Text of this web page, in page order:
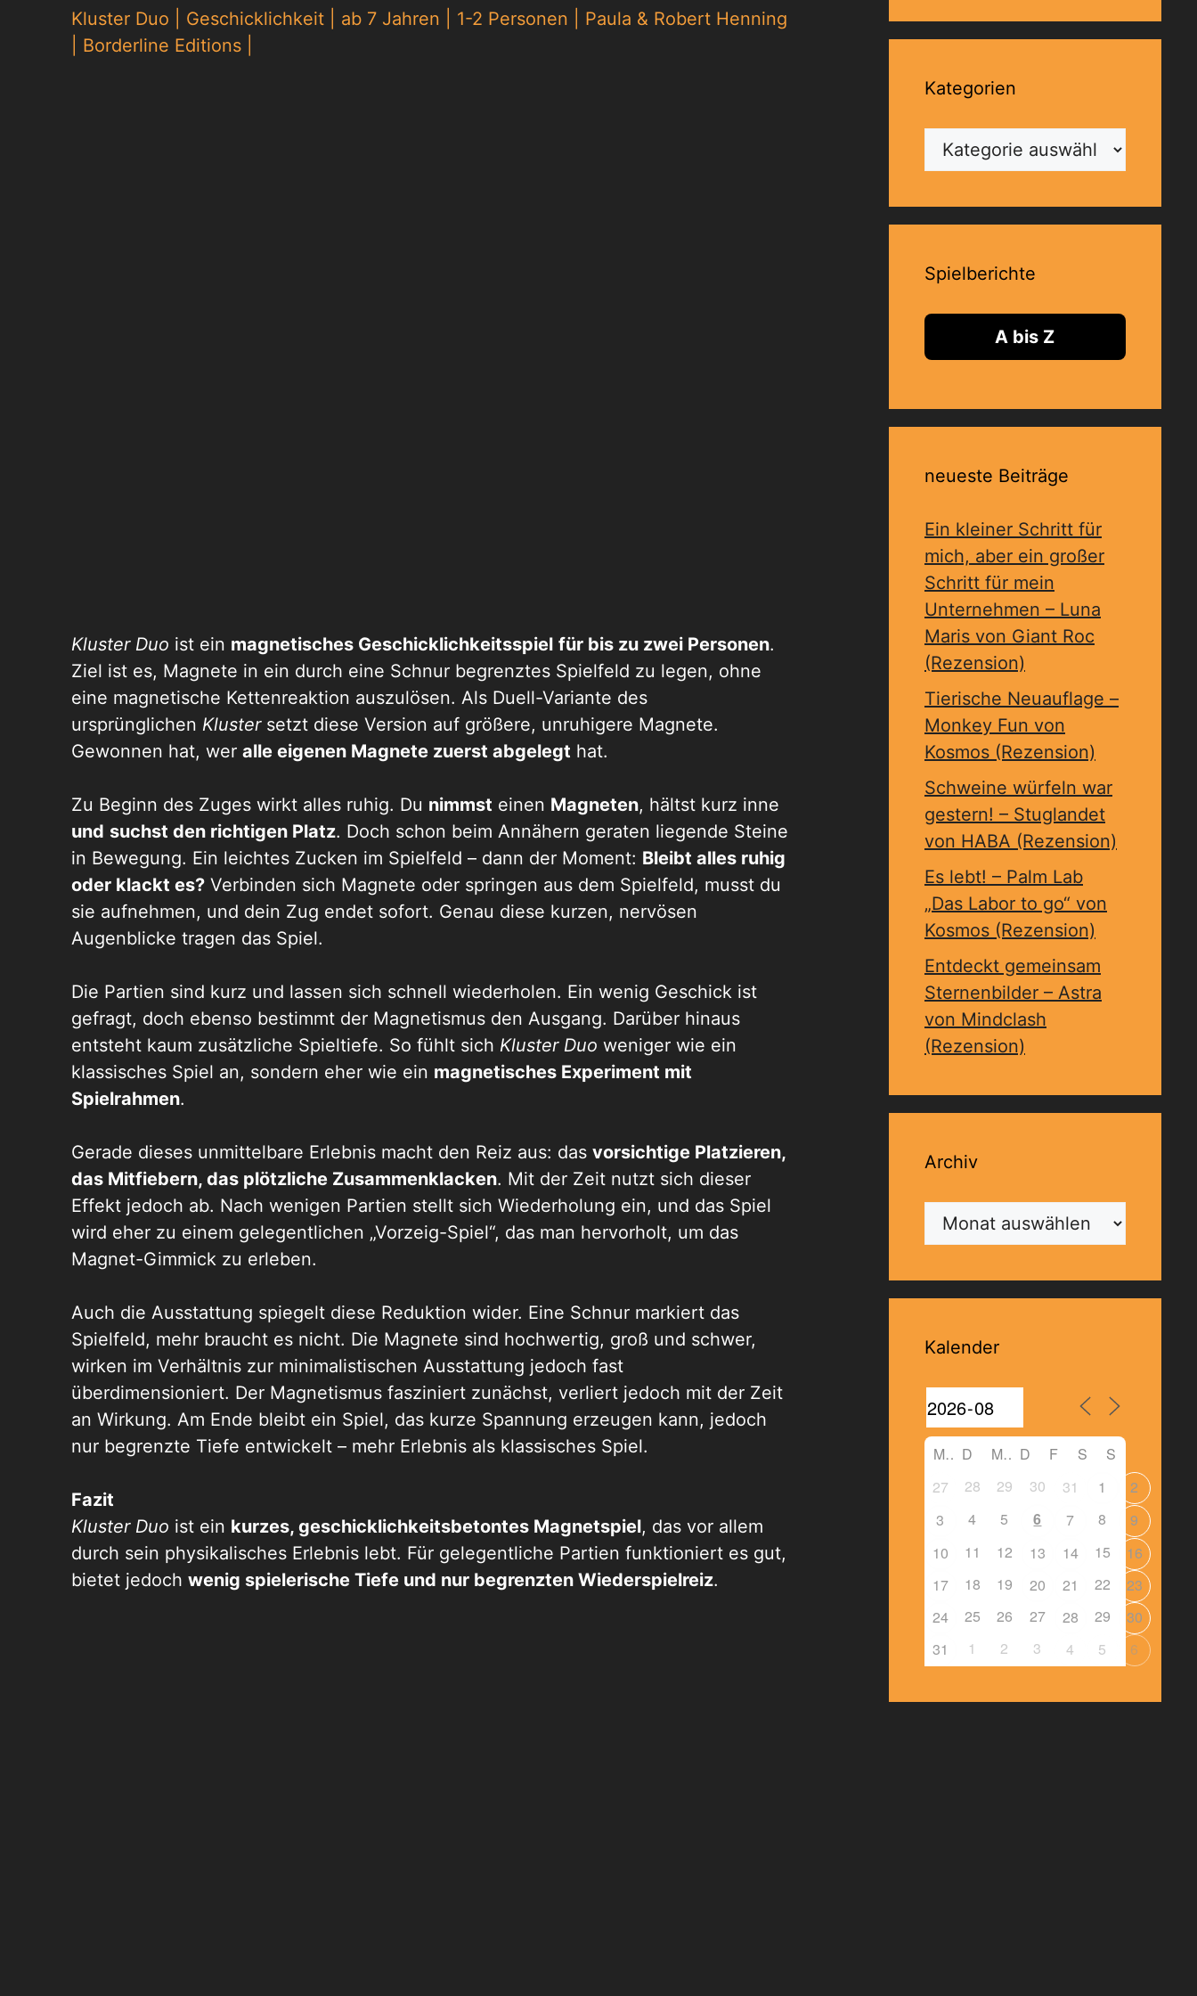
Kluster Duo Geschicklichkeit ab 7 Jahren 1-2 Personen
Paula & Robert Henning
Borderline Editions
Kluster Duo ist ein magnetisches Geschicklichkeitsspiel für bis zu zwei Personen.
Ziel ist es, Magnete in ein durch eine Schnur begrenztes Spielfeld zu legen, ohne
eine magnetische Kettenreaktion auszulösen. Als Duell-Variante des
ursprünglichen Klustersetzt diese Version auf größere, unruhigere Magnete.
Gewonnen hat, wer alle eigenen Magnete zuerst abgelegt hat.
Zu Beginn des Zuges wirkt alles ruhig. Du nimmst einen Magneten, hältst kurz inne
und suchst den richtigen Platz. Doch schon beim Annähern geraten liegende Steine
in Bewegung. Ein leichtes Zucken im Spielfeld – dann der Moment: Bleibt alles ruhig
oder klackt es? Verbinden sich Magnete oder springen aus dem Spielfeld, musst du
sie aufnehmen, und dein Zug endet sofort. Genau diese kurzen, nervösen
Augenblicke tragen das Spiel.
Die Partien sind kurz und lassen sich schnell wiederholen. Ein wenig Geschick ist
gefragt, doch ebenso bestimmt der Magnetismus den Ausgang. Darüber hinaus
entsteht kaum zusätzliche Spieltiefe. So fühlt sich Kluster Duo weniger wie ein
klassisches Spiel an, sondern eher wie ein magnetisches Experiment mit
Spielrahmen.
Gerade dieses unmittelbare Erlebnis macht den Reiz aus: das vorsichtige Platzieren,
das Mitfiebern, das plötzliche Zusammenklacken. Mit der Zeit nutzt sich dieser
Effekt jedoch ab. Nach wenigen Partien stellt sich Wiederholung ein, und das Spiel
wird eher zu einem gelegentlichen „Vorzeig-Spiel“, das man hervorholt, um das
Magnet-Gimmick zu erleben.
Auch die Ausstattung spiegelt diese Reduktion wider. Eine Schnur markiert das
Spielfeld, mehr braucht es nicht. Die Magnete sind hochwertig, groß und schwer,
wirken im Verhältnis zur minimalistischen Ausstattung jedoch fast
überdimensioniert. Der Magnetismus fasziniert zunächst, verliert jedoch mit der Zeit
an Wirkung. Am Ende bleibt ein Spiel, das kurze Spannung erzeugen kann, jedoch
nur begrenzte Tiefe entwickelt – mehr Erlebnis als klassisches Spiel.
Fazit
Kluster Duo ist ein kurzes, geschicklichkeitsbetontes Magnetspiel, das vor allem
durch sein physikalisches Erlebnis lebt. Für gelegentliche Partien funktioniert es gut,
bietet jedoch wenig spielerische Tiefe und nur begrenzten Wiederspielreiz.
Kategorien
Kategorien
Spielberichte
A bis Z
neueste Beiträge
Ein kleiner Schritt für
mich, aber ein großer
Schritt für mein
Unternehmen – Luna
Maris von Giant Roc
(Rezension)
Tierische Neuauflage –
Monkey Fun von
Kosmos (Rezension)
Schweine würfeln war
gestern! – Stuglandet
von HABA (Rezension)
Es lebt! – Palm Lab
„Das Labor to go“ von
Kosmos (Rezension)
Entdeckt gemeinsam
Sternenbilder – Astra
von Mindclash
(Rezension)
Archiv
Archiv
Kalender
M D M D F S
S
27
28 29 30 31 1
2
3
4 5 6 7 8
9
10
11 12 13 14 15
16
17
18 19 20 21 22
23
24
25 26 27 28 29
30
31
1 2 3 4 5 6